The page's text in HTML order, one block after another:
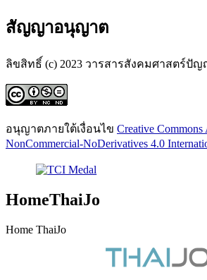
สัญญาอนุญาต
ลิขสิทธิ์ (c) 2023 วารสารสังคมศาสตร์ปั
อนุญาตภายใต้เงื่อนไข Creative
NonCommercial-NoDerivatives 4.0
HomeThaiJo
Home ThaiJo